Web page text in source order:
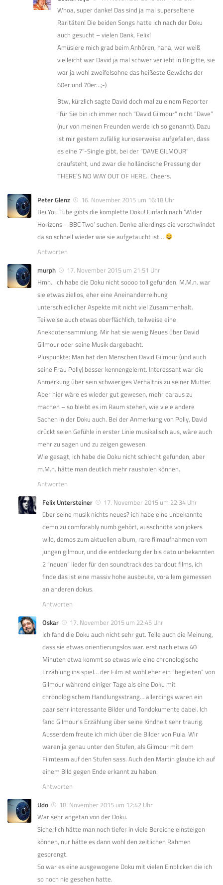
Whoa, super danke! Das sind ja mal superseltene
Raritäten! Die beiden Songs hatte ich nach der Doku
auch gesucht – vielen Dank, Felix!
Amüsiere mich grad beim Anhören, haha, wer weiß
vielleicht war David ja mal schwer verliebt in Brigitte, sie
war ja wohl zweifelsohne das heißeste Gewächs der
60er und 70er…;-)
Btw, kürzlich sagte David doch mal zu einem Reporter
“für Sie bin ich immer noch “David Gilmour” nicht “Dave”
(nur von meinen Freunden werde ich so genannt). Dazu
ist mir gestern zufällig kurioserweise aufgefallen, dass
es eine 7”-Single gibt, bei der “DAVE GILMOUR”
draufsteht, und zwar die holländische Pressung der
THERE’S NO WAY OUT OF HERE.. Cheers.
Peter Glenz
16. November 2015 um 16:18 Uhr
Bei You Tube gibts die komplette Doku! Einfach nach ‘Wider
Horizons – BBC Two’ suchen. Denke allerdings die verschwindet
da so schnell wieder wie sie aufgetaucht ist…
Antworten
murph
17. November 2015 um 21:51 Uhr
Hmh.. ich habe die Doku nicht soooo toll gefunden. M.M.n. war
sie etwas ziellos, eher eine Aneinanderreihung
unterschiedlicher Aspekte mit nicht viel Zusammenhalt.
Teilweise auch etwas oberflächlich, teilweise eine
Anekdotensammlung. Mir hat sie wenig Neues über David
Gilmour oder seine Musik dargebacht.
Pluspunkte: Man hat den Menschen David Gilmour (und auch
seine Frau Polly) besser kennengelernt. Interessant war die
Anmerkung über sein schwieriges Verhältnis zu seiner Mutter.
Aber hier wäre es wieder gut gewesen, mehr daraus zu
machen – so bleibt es im Raum stehen, wie viele andere
Sachen in der Doku auch. Bei der Anmerkung von Polly, David
drückt seien Gefühle in erster Linie musikalisch aus, wäre auch
mehr zu sagen und zu zeigen gewesen.
Wie gesagt, ich habe die Doku nicht schlecht gefunden, aber
m.M.n. hätte man deutlich mehr rausholen können.
Antworten
Felix Untersteiner
17. November 2015 um 22:34 Uhr
über seine musik nichts neues? ich habe eine unbekannte
demo zu comforably numb gehört, ausschnitte von jokers
wild, demos zum aktuellen album, rare filmaufnahmen vom
jungen gilmour, und die entdeckung der bis dato unbekannten
2 “neuen” lieder für den soundtrack des bardout films, ich
finde das ist eine massiv hohe ausbeute, vorallem gemessen
an anderen dokus.
Antworten
Oskar
17. November 2015 um 22:45 Uhr
Ich fand die Doku auch nicht sehr gut. Teile auch die Meinung,
dass sie etwas orientierungslos war. erst nach etwa 40
Minuten etwa kommt so etwas wie eine chronologische
Erzählung ins spiel… der Film ist wohl eher ein “begleiten” von
Gilmour während einiger Tage als eine Doku mit
chronologischem Handlungsstrang… allerdings waren ein
paar sehr interessante Bilder und Tondokumente dabei. Ich
fand Gilmour’s Erzählung über seine Kindheit sehr traurig.
Ausserdem freute ich mich über die Bilder von Pula. Wir
waren ja genau unter den Stufen, als Gilmour mit dem
Filmteam auf den Stufen sass. Auch den Martin glaube ich auf
einem Bild gegen Ende erkannt zu haben.
Antworten
Udo
18. November 2015 um 12:42 Uhr
War sehr angetan von der Doku.
Sicherlich hätte man noch tiefer in viele Bereiche einsteigen
können, nur hätte es dann wohl den zeitlichen Rahmen
gesprengt.
So war es eine ausgewogene Doku mit vielen Einblicken die ich
so noch nie gesehen hatte.